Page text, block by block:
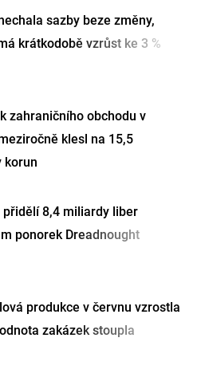
sazby beze změny,
krátkodobě vzrůst ke 3 %
zahraničního obchodu v
klesl na 15,5
korun
přidělí 8,4 miliardy liber
ponorek Dreadnought
produkce v červnu vzrostla
zakázek stoupla